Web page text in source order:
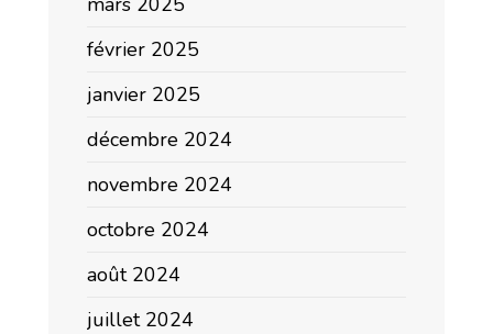
février 2025
janvier 2025
décembre 2024
novembre 2024
octobre 2024
août 2024
juillet 2024